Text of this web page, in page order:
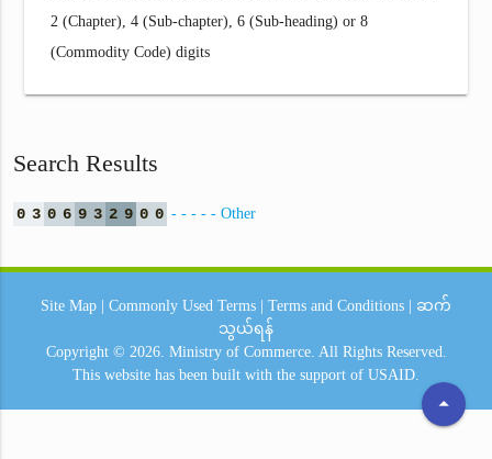
2 (Chapter), 4 (Sub-chapter), 6 (Sub-heading) or 8
(Commodity Code) digits
Search Results
0 3 0 6 9 3 2 9 0 0 - - - - - Other
arrow_drop_up
Site Map Commonly Used Terms Terms and Conditions
ဆက်
သွယ်ရန်
Copyright © 2026. Ministry of Commerce. All Rights Reserved.
This website has been built with the support of USAID.